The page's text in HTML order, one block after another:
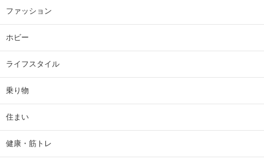
ファッション
ホビー
ライフスタイル
乗り物
住まい
健康・筋トレ